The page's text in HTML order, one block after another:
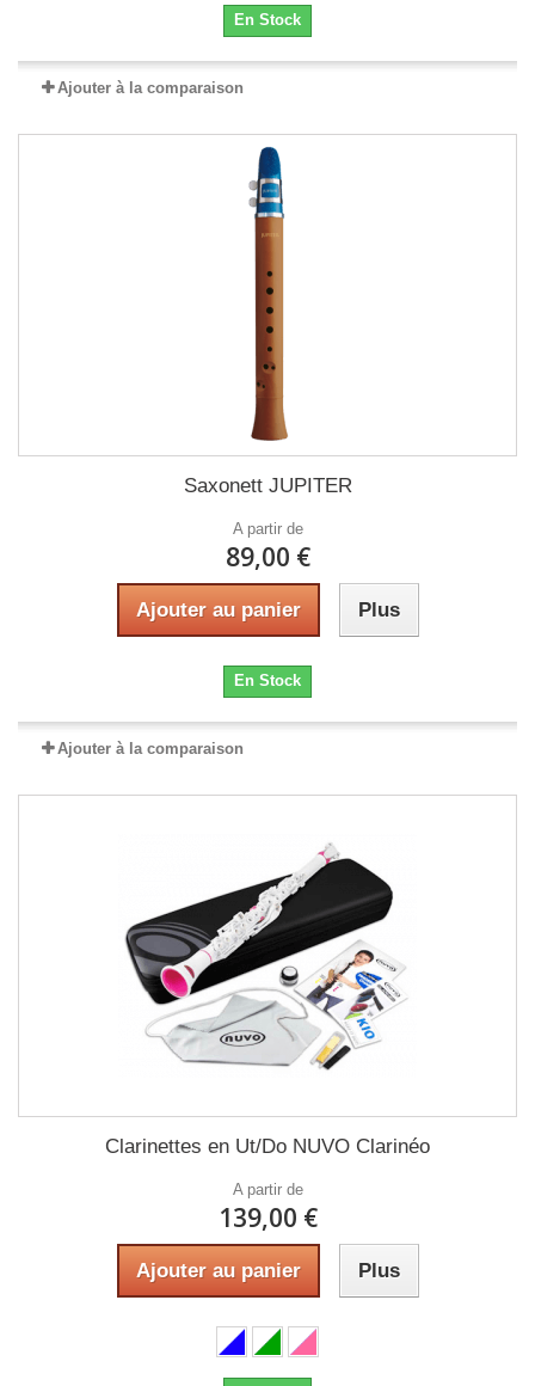
En Stock
Ajouter à la comparaison
Saxonett JUPITER
A partir de
89,00 €
Ajouter au panier Plus
En Stock
Ajouter à la comparaison
Clarinettes en Ut/Do NUVO Clarinéo
A partir de
139,00 €
Ajouter au panier Plus